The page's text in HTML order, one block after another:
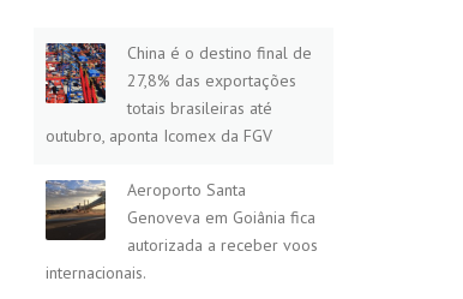
China é o destino final de
27,8% das exportações
totais brasileiras até
outubro, aponta Icomex da FGV
Aeroporto Santa
Genoveva em Goiânia fica
autorizada a receber voos
internacionais.